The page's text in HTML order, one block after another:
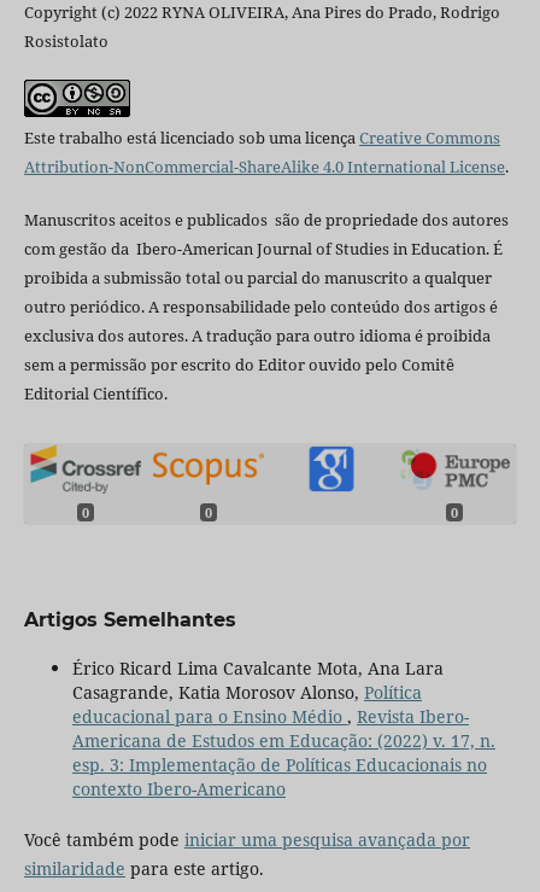
Copyright (c) 2022 RYNA OLIVEIRA, Ana Pires do Prado, Rodrigo
Rosistolato
Este trabalho está licenciado sob uma licençaCreative Commons
Attribution-NonCommercial-ShareAlike 4.0 International License.
Manuscritos aceitos e publicados são de propriedade dos autores
com gestão da Ibero-American Journal of Studies in Education. É
proibida a submissão total ou parcial do manuscrito a qualquer
outro periódico. A responsabilidade pelo conteúdo dos artigos é
exclusiva dos autores. A tradução para outro idioma é proibida
sem a permissão por escrito do Editor ouvido pelo Comitê
Editorial Científico.
0 0 0
Artigos Semelhantes
Érico Ricard Lima Cavalcante Mota, Ana Lara
Casagrande, Katia Morosov Alonso, Política
educacional para o Ensino Médio , Revista Ibero-
Americana de Estudos em Educação: (2022) v. 17, n.
esp. 3: Implementação de Políticas Educacionais no
contexto Ibero-Americano
Você também pode iniciar uma pesquisa avançada por
similaridade para este artigo.